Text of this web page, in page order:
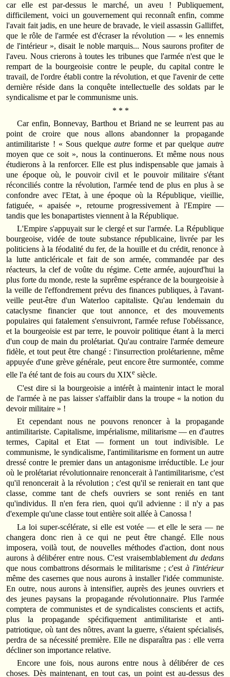
car elle est par-dessus le marché, un aveu ! Publiquement,
difficilement, voici un gouvernement qui reconnaît enfin, comme
l'avait fait jadis, en une heure de bravade, le vieil assassin Galliffet,
que le rôle de l'armée est d'écraser la révolution — « les ennemis
de l'intérieur », disait le noble marquis... Nous saurons profiter de
l'aveu. Nous crierons à toutes les tribunes que l'armée n'est que le
rempart de la bourgeoisie contre le peuple, du capital contre le
travail, de l'ordre établi contre la révolution, et que l'avenir de cette
dernière réside dans la conquête intellectuelle des soldats par le
syndicalisme et par le communisme unis.
* * *
Car enfin, Bonnevay, Barthou et Briand ne se leurrent pas au
point de croire que nous allons abandonner la propagande
antimilitariste ! « Sous quelque autre forme et par quelque autre
moyen que ce soit », nous la continuerons. Et même nous nous
étudierons à la renforcer. Elle est plus indispensable que jamais à
une époque où, le pouvoir civil et le pouvoir militaire s'étant
réconciliés contre la révolution, l'armée tend de plus en plus à se
confondre avec l'Etat, à une époque où la République, vieillie,
fatiguée, « apaisée », retourne progressivement à l'Empire —
tandis que les bonapartistes viennent à la République.
L'Empire s'appuyait sur le clergé et sur l'armée. La République
bourgeoise, vidée de toute substance républicaine, livrée par les
politiciens à la féodalité du fer, de la houille et du crédit, renonce à
la lutte anticléricale et fait de son armée, commandée par des
réacteurs, la clef de voûte du régime. Cette armée, aujourd'hui la
plus forte du monde, reste la suprême espérance de la bourgeoisie à
la veille de l'effondrement prévu des finances publiques, à l'avant-
veille peut-être d'un Waterloo capitaliste. Qu'au lendemain du
cataclysme financier que tout annonce, et des mouvements
populaires qui fatalement s'ensuivront, l'armée refuse l'obéissance,
et la bourgeoisie est par terre, le pouvoir politique étant à la merci
d'un coup de main du prolétariat. Qu'au contraire l'armée demeure
fidèle, et tout peut être changé : l'insurrection prolétarienne, même
appuyée d'une grève générale, peut encore être surmontée, comme
elle l'a été tant de fois au cours du XIXe siècle.
C'est dire si la bourgeoisie a intérêt à maintenir intact le moral
de l'armée à ne pas laisser s'affaiblir dans la troupe « la notion du
devoir militaire » !
Et cependant nous ne pouvons renoncer à la propagande
antimilitariste. Capitalisme, impérialisme, militarisme — en d'autres
termes, Capital et Etat — forment un tout indivisible. Le
communisme, le syndicalisme, l'antimilitarisme en forment un autre
dressé contre le premier dans un antagonisme irréductible. Le jour
où le prolétariat révolutionnaire renoncerait à l'antimilitarisme, c'est
qu'il renoncerait à la révolution ; c'est qu'il se renierait en tant que
classe, comme tant de chefs ouvriers se sont reniés en tant
qu'individus. Il n'en fera rien, quoi qu'il advienne : il n'y a pas
d'exemple qu'une classe tout entière soit allée à Canossa !
La loi super-scélérate, si elle est votée — et elle le sera — ne
changera donc rien à ce qui ne peut être changé. Elle nous
imposera, voilà tout, de nouvelles méthodes d'action, dont nous
aurons à délibérer entre nous. C'est vraisemblablementdu dedans
que nous combattrons désormais le militarisme ; c'està l'intérieur
même des casernes que nous aurons à installer l'idée communiste.
En outre, nous aurons à intensifier, auprès des jeunes ouvriers et
des jeunes paysans la propagande révolutionnaire. Plus l'armée
comptera de communistes et de syndicalistes conscients et actifs,
plus la propagande spécifiquement antimilitariste et anti-
patriotique, où tant des nôtres, avant la guerre, s'étaient spécialisés,
perdra de sa nécessité première. Elle ne disparaîtra pas : elle verra
décliner son importance relative.
Encore une fois, nous aurons entre nous à délibérer de ces
choses. Dès maintenant, en tout cas, un point est au-dessus des